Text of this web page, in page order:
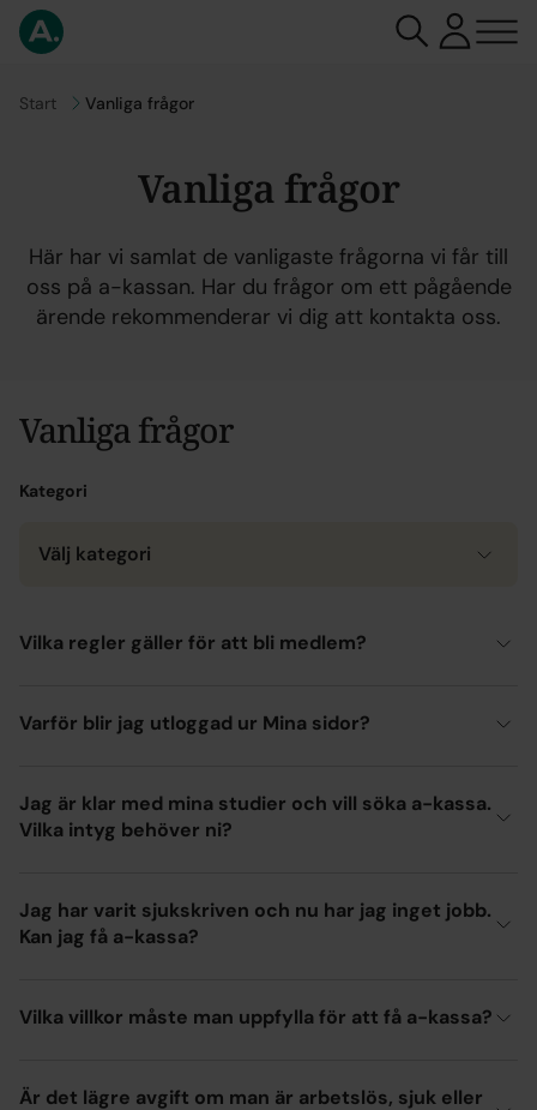
Gå till
Start Vanliga frågor
Vanliga frågor
Här har vi samlat de vanligaste frågorna vi får till
oss på a-kassan. Har du frågor om ett pågående
ärende rekommenderar vi dig att kontakta oss.
Vanliga frågor
Kategori
Välj kategori
Vilka regler gäller för att bli medlem?
Varför blir jag utloggad ur Mina sidor?
Jag är klar med mina studier och vill söka a-kassa.
Vilka intyg behöver ni?
Jag har varit sjukskriven och nu har jag inget jobb.
Kan jag få a-kassa?
Vilka villkor måste man uppfylla för att få a-kassa?
Är det lägre avgift om man är arbetslös, sjuk eller